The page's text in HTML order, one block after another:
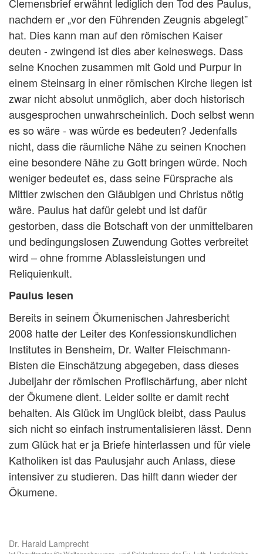
nachdem er „vor den Führenden Zeugnis abgelegt”
hat. Dies kann man auf den römischen Kaiser
deuten - zwingend ist dies aber keineswegs. Dass
seine Knochen zusammen mit Gold und Purpur in
einem Steinsarg in einer römischen Kirche liegen ist
zwar nicht absolut unmöglich, aber doch historisch
ausgesprochen unwahrscheinlich. Doch selbst wenn
es so wäre - was würde es bedeuten? Jedenfalls
nicht, dass die räumliche Nähe zu seinen Knochen
eine besondere Nähe zu Gott bringen würde. Noch
weniger bedeutet es, dass seine Fürsprache als
Mittler zwischen den Gläubigen und Christus nötig
wäre. Paulus hat dafür gelebt und ist dafür
gestorben, dass die Botschaft von der unmittelbaren
und bedingungslosen Zuwendung Gottes verbreitet
wird – ohne fromme Ablassleistungen und
Reliquienkult.
Paulus lesen
Bereits in seinem Ökumenischen Jahresbericht
2008 hatte der Leiter des Konfessionskundlichen
Institutes in Bensheim, Dr. Walter Fleischmann-
Bisten die Einschätzung abgegeben, dass dieses
Jubeljahr der römischen Profilschärfung, aber nicht
der Ökumene dient. Leider sollte er damit recht
behalten. Als Glück im Unglück bleibt, dass Paulus
sich nicht so einfach instrumentalisieren lässt. Denn
zum Glück hat er ja Briefe hinterlassen und für viele
Katholiken ist das Paulusjahr auch Anlass, diese
intensiver zu studieren. Das hilft dann wieder der
Ökumene.
Dr. Harald Lamprecht